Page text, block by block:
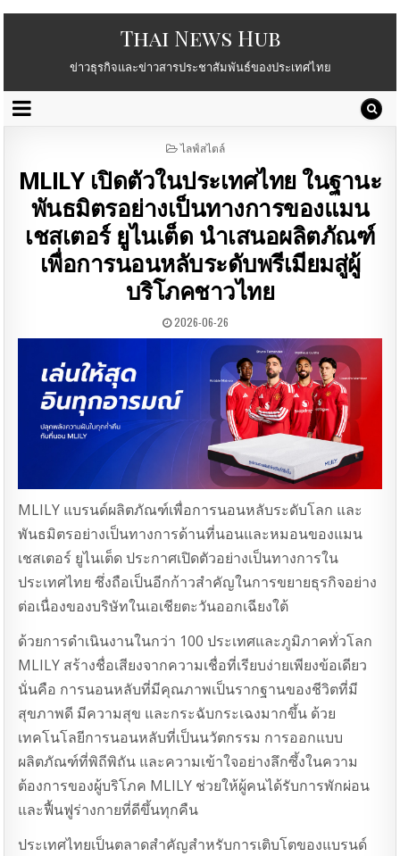
Thai News Hub
ข่าวธุรกิจและข่าวสารประชาสัมพันธ์ของประเทศไทย
POSTED
ไลฟ์สไตล์
MLILY เปิดตัวในประเทศไทย ในฐานะ
พันธมิตรอย่างเป็นทางการของแมน
เชสเตอร์ ยูไนเต็ด นำเสนอผลิตภัณฑ์
เพื่อการนอนหลับระดับพรีเมียมสู่ผู้
บริโภคชาวไทย
2026-06-26
MLILY แบรนด์ผลิตภัณฑ์เพื่อการนอนหลับระดับโลก และ
พันธมิตรอย่างเป็นทางการด้านที่นอนและหมอนของแมน
เชสเตอร์ ยูไนเต็ด ประกาศเปิดตัวอย่างเป็นทางการใน
ประเทศไทย ซึ่งถือเป็นอีกก้าวสำคัญในการขยายธุรกิจอย่าง
ต่อเนื่องของบริษัทในเอเชียตะวันออกเฉียงใต้
ด้วยการดำเนินงานในกว่า 100 ประเทศและภูมิภาคทั่วโลก
MLILY สร้างชื่อเสียงจากความเชื่อที่เรียบง่ายเพียงข้อเดียว
นั่นคือ การนอนหลับที่มีคุณภาพเป็นรากฐานของชีวิตที่มี
สุขภาพดี มีความสุข และกระฉับกระเฉงมากขึ้น ด้วย
เทคโนโลยีการนอนหลับที่เป็นนวัตกรรม การออกแบบ
ผลิตภัณฑ์ที่พิถีพิถัน และความเข้าใจอย่างลึกซึ้งในความ
ต้องการของผู้บริโภค MLILY ช่วยให้ผู้คนได้รับการพักผ่อน
และฟื้นฟูร่างกายที่ดีขึ้นทุกคืน
ประเทศไทยเป็นตลาดสำคัญสำหรับการเติบโตของแบรนด์